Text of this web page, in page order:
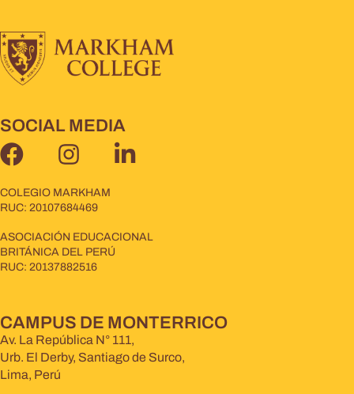
SOCIAL MEDIA
COLEGIO MARKHAM
RUC: 20107684469
ASOCIACIÓN EDUCACIONAL
BRITÁNICA DEL PERÚ
RUC: 20137882516
CAMPUS DE MONTERRICO
Av. La República N° 111,
Urb. El Derby, Santiago de Surco,
Lima, Perú